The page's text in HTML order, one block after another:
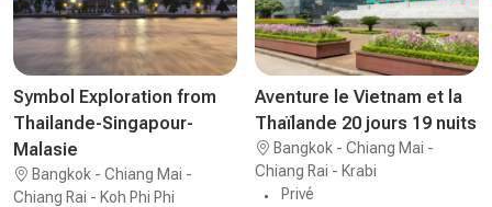
Symbol Exploration from
Thailande-Singapour-
Malasie
Bangkok - Chiang Mai -
Chiang Rai - Koh Phi Phi
Aventure le Vietnam et la
Thaïlande 20 jours 19 nuits
Bangkok - Chiang Mai -
Chiang Rai - Krabi
Privé